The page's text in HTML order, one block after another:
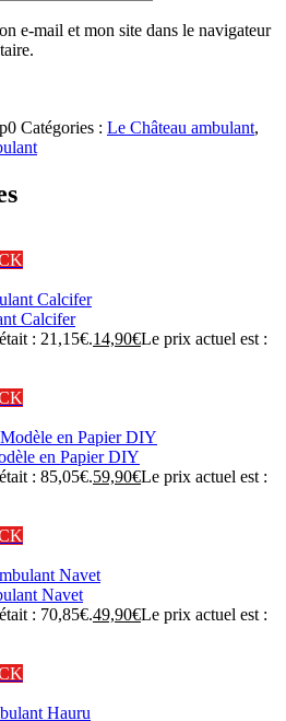
e-mail et mon site dans le navigateur
Catégories : Le Château ambulant,
Calcifer
: 21,15€.14,90€Le prix actuel est :
en Papier DIY
: 85,05€.59,90€Le prix actuel est :
Navet
: 70,85€.49,90€Le prix actuel est :